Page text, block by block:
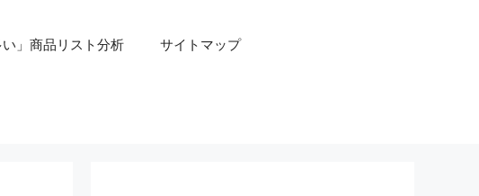
」商品リスト分析 サイトマップ